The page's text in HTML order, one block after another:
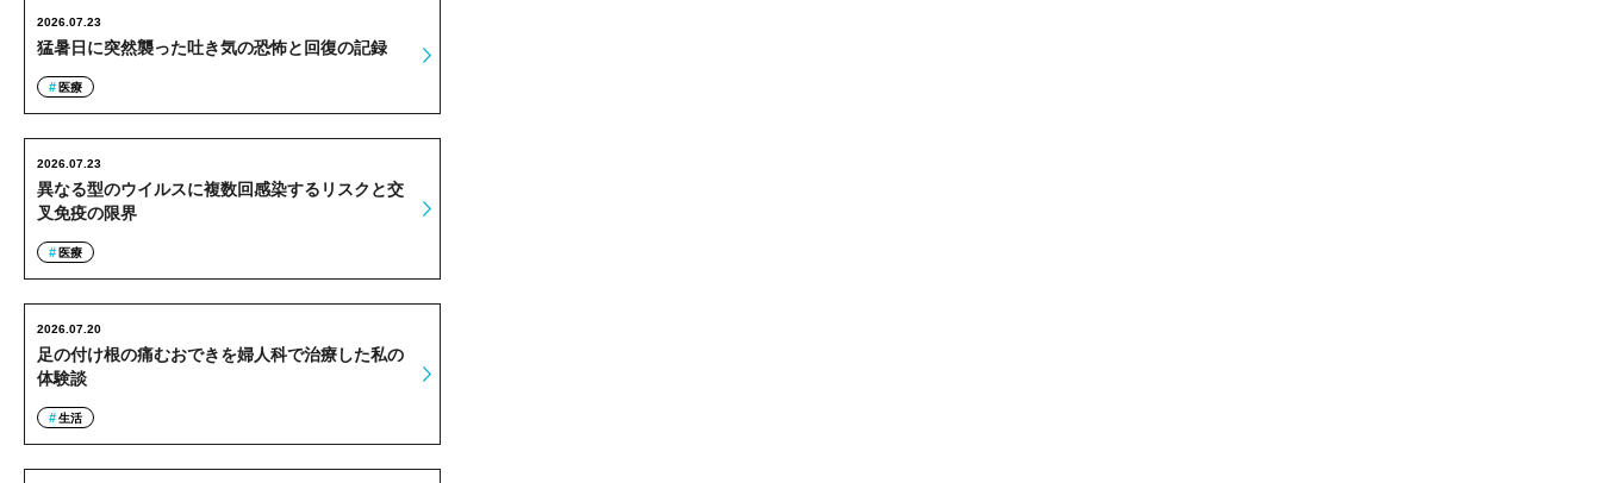
猛暑日に突然襲った吐き気の恐怖と回復の記録
2026.07.23
医療
異なる型のウイルスに複数回感染するリスクと交
叉免疫の限界
2026.07.23
医療
足の付け根の痛むおできを婦人科で治療した私の
体験談
2026.07.20
生活